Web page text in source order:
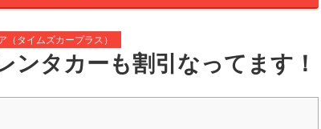
（タイムズカープラス）
ンタカーも割引なってます！